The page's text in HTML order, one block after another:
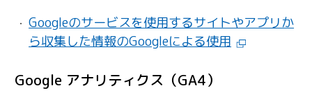
Googleのサービスを使用するサイトやアプリか
ら収集した情報のGoogleによる使用
Google アナリティクス（GA4）